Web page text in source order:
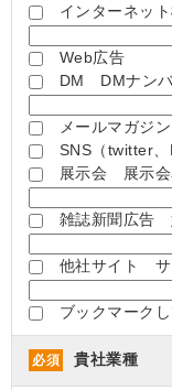
インターネッ
Web広告
DM DMナン
メールマガジン
SNS（twitter、
展示会 展示会
雑誌新聞広告
他社サイト サ
ブックマークし
必須 貴社業種